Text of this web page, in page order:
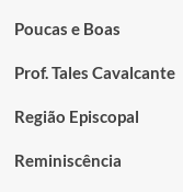
Poucas e Boas
Prof. Tales Cavalcante
Região Episcopal
Reminiscência